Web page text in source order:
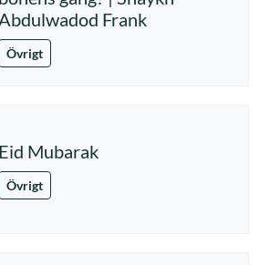
Frank
Övrigt
Eid Mubarak
Övrigt